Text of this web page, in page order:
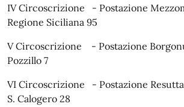
IV Circoscrizione - Postazione
Regione Siciliana 95
V Circoscrizione - Postazione
Pozzillo 7
VI Circoscrizione - Postazione
S. Calogero 28